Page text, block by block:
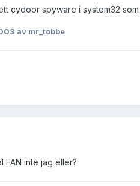
cydoor spyware i system32
av mr_tobbe
FAN inte jag eller?